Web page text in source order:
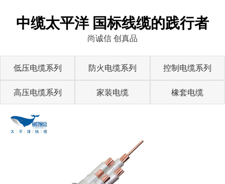
中缆太平洋 国标线缆的践行者
尚诚信 创真品
低压电缆系列 防火电缆系列 控制电缆系列
高压电缆系列 家装电缆 橡套电缆